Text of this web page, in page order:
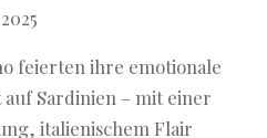
feierten ihre emotionale
auf Sardinien – mit einer
italienischem Flair